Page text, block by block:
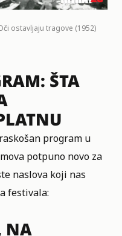
ostavljaju tragove (1952)
ŠTA
program u
potpuno novo za
naslova koji nas
festivala:
NA